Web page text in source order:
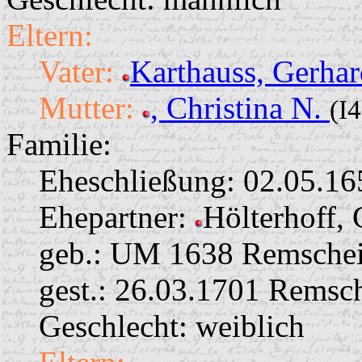
Eltern:
Vater: Karthauss,
Mutter: , Christina N.
Familie:
Eheschließung:
Ehepartner: Hölterhoff,
geb.: UM 1638
gest.: 26.03.1701
Geschlecht: weiblich